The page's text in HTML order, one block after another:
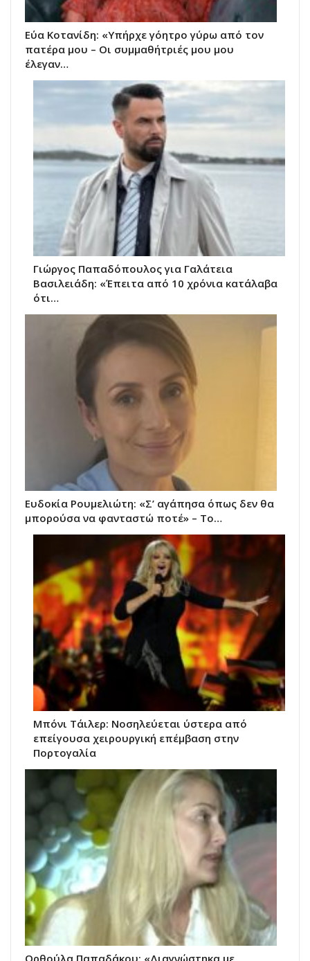
Εύα Κοτανίδη: «Υπήρχε γόητρο γύρω από τον
πατέρα μου – Οι συμμαθήτριές μου μου
έλεγαν…
Γιώργος Παπαδόπουλος για Γαλάτεια
Βασιλειάδη: «Έπειτα από 10 χρόνια κατάλαβα
ότι…
Ευδοκία Ρουμελιώτη: «Σ’ αγάπησα όπως δεν θα
μπορούσα να φανταστώ ποτέ» – Το…
Μπόνι Τάιλερ: Νοσηλεύεται ύστερα από
επείγουσα χειρουργική επέμβαση στην
Πορτογαλία
Ορθούλα Παπαδάκου: «Διαγνώστηκα με